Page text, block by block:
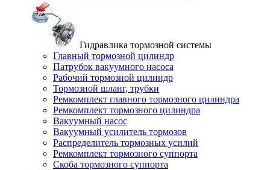
Гидравлика тормозной системы
Главный тормозной цилиндр
Патрубок вакуумного насоса
Рабочий тормозной цилиндр
Тормозной шланг, трубки
Ремкомплект главного тормозного цилиндра
Ремкомплект тормозного цилиндра
Вакуумный насос
Вакуумный усилитель тормозов
Распределитель тормозных усилий
Ремкомплект тормозного суппорта
Скоба тормозного суппорта